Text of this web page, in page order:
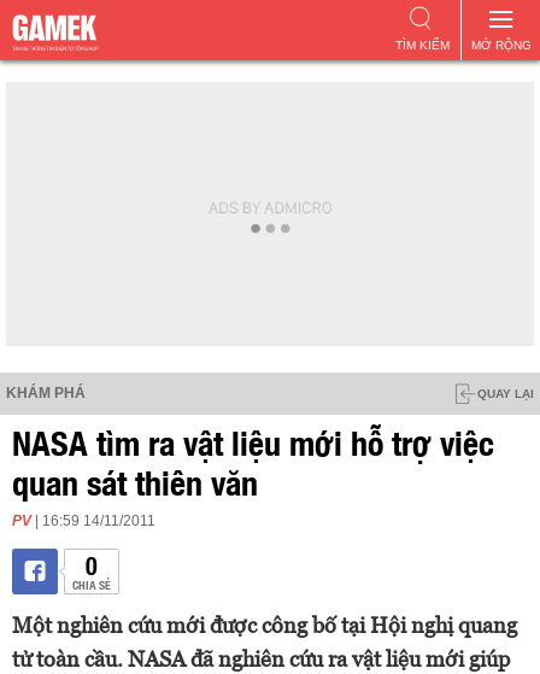
MỞ RỘNG
TÌM KIẾM
KHÁM PHÁ QUAY LẠI
NASA tìm ra vật liệu mới hỗ trợ việc
quan sát thiên văn
PV | 16:59 14/11/2011
0
CHIA SẺ
Một nghiên cứu mới được công bố tại Hội nghị quang
tử toàn cầu. NASA đã nghiên cứu ra vật liệu mới giúp